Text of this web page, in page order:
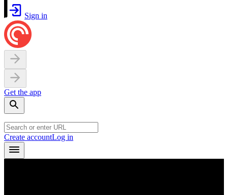
Sign in
Get the app
Create accountLog in